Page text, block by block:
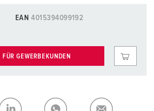
EAN 4015394099192
FÜR GEWERBEKUNDEN